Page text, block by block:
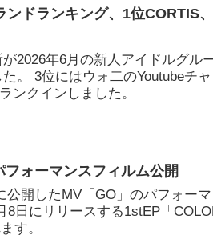
ンドランキング、1位CORTIS
2026年6月の新人アイドルグル
。 3位にはウォ二のYoutubeチ
ンクインしました。
ォーマンスフィルム公開
公開したMV「GO」のパフォー
8日にリリースする1stEP「
す。